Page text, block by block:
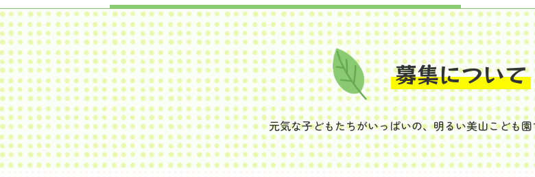
募集について
元気な子どもたちがいっぱいの、明るい美山こども